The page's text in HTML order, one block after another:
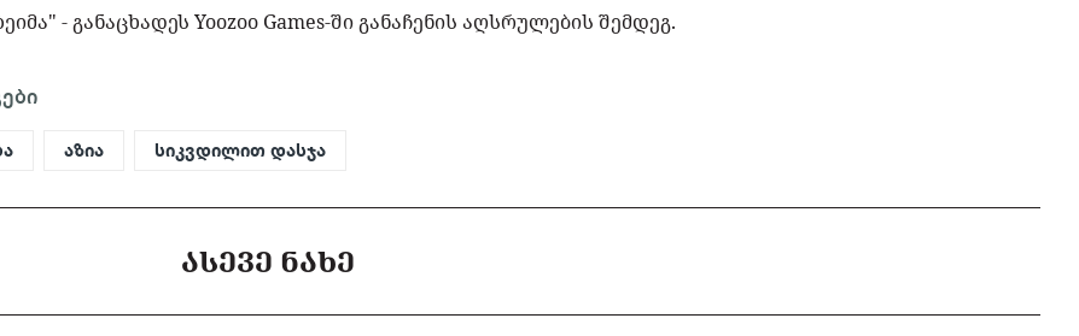
- განაცხადეს Yoozoo Games-ში განაჩენის აღსრულების შემდეგ.
აზია სიკვდილით დასჯა
ᲐᲡᲔᲕᲔ ᲜᲐᲮᲔ